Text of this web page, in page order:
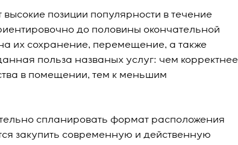
позиции популярности в течение
до половины окончательной
их сохранение, перемещение, а также
польза названых услуг: чем корректнее
в помещении, тем к меньшим
спланировать формат расположения
закупить современную и действенную